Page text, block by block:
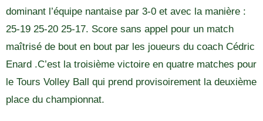
dominant l’équipe nantaise par 3-0 et avec la manière :
25-19 25-20 25-17. Score sans appel pour un match
maîtrisé de bout en bout par les joueurs du coach Cédric
Enard .C’est la troisième victoire en quatre matches pour
le Tours Volley Ball qui prend provisoirement la deuxième
place du championnat.